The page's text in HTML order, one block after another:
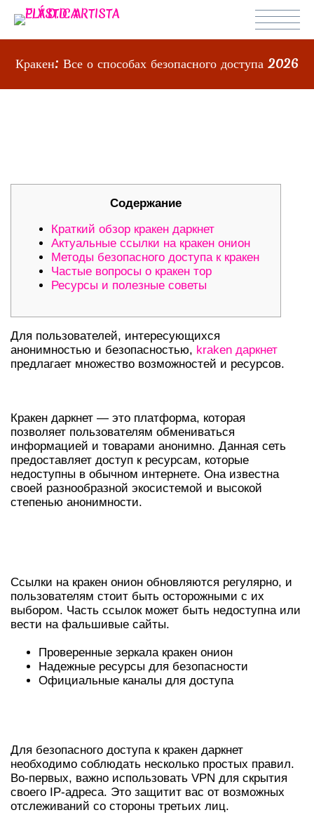
Кракен: Все о способах безопасного доступа 2026
Содержание
Краткий обзор кракен даркнет
Актуальные ссылки на кракен онион
Методы безопасного доступа к кракен
Частые вопросы о кракен тор
Ресурсы и полезные советы
Для пользователей, интересующихся
анонимностью и безопасностью, kraken даркнет
предлагает множество возможностей и ресурсов.
Кракен даркнет — это платформа, которая
позволяет пользователям обмениваться
информацией и товарами анонимно. Данная сеть
предоставляет доступ к ресурсам, которые
недоступны в обычном интернете. Она известна
своей разнообразной экосистемой и высокой
степенью анонимности.
Ссылки на кракен онион обновляются регулярно, и
пользователям стоит быть осторожными с их
выбором. Часть ссылок может быть недоступна или
вести на фальшивые сайты.
Проверенные зеркала кракен онион
Надежные ресурсы для безопасности
Официальные каналы для доступа
Для безопасного доступа к кракен даркнет
необходимо соблюдать несколько простых правил.
Во-первых, важно использовать VPN для скрытия
своего IP-адреса. Это защитит вас от возможных
отслеживаний со стороны третьих лиц.